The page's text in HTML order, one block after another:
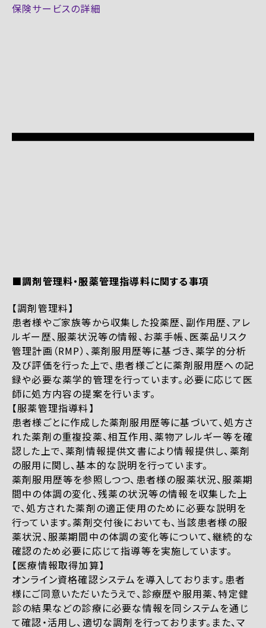
保険サービスの詳細
■調剤管理料・服薬管理指導料に関する事項
【調剤管理料】
患者様やご家族等から収集した投薬歴、副作用歴、アレ
ルギー歴、服薬状況等の情報、お薬手帳、医薬品リスク
管理計画（RMP）、薬剤服用歴等に基づき、薬学的分析
及び評価を行った上で、患者様ごとに薬剤服用歴への記
録や必要な薬学的管理を行っています。必要に応じて医
師に処方内容の提案を行います。
【服薬管理指導料】
患者様ごとに作成した薬剤服用歴等に基づいて、処方さ
れた薬剤の重複投薬、相互作用、薬物アレルギー等を確
認した上で、薬剤情報提供文書により情報提供し、薬剤
の服用に関し、基本的な説明を行っています。
薬剤服用歴等を参照しつつ、患者様の服薬状況、服薬期
間中の体調の変化、残薬の状況等の情報を収集した上
で、処方された薬剤の適正使用のために必要な説明を
行っています。薬剤交付後においても、当該患者様の服
薬状況、服薬期間中の体調の変化等について、継続的な
確認のため必要に応じて指導等を実施しています。
【医療情報取得加算】
オンライン資格確認システムを導入しております。患者
様にご同意いただいたうえで、診療歴や服用薬、特定健
診の結果などの診療に必要な情報を同システムを通じ
て確認・活用し、適切な調剤を行っております。また、マ